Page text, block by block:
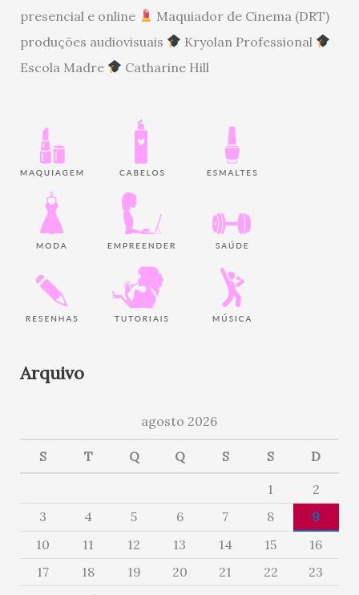
presencial e online
Maquiador de Cinema (DRT)
produções audiovisuais
Kryolan Professional
Escola Madre
Catharine Hill
Arquivo
agosto 2026
S T Q Q S S D
1
2
3
4 5 6 7 8
9
10
11 12 13 14 15
16
17
18 19 20 21 22
23